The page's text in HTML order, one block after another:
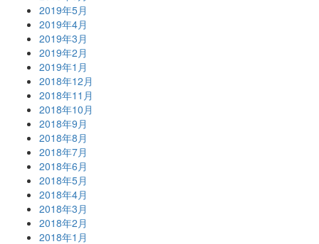
2019年5月
2019年4月
2019年3月
2019年2月
2019年1月
2018年12月
2018年11月
2018年10月
2018年9月
2018年8月
2018年7月
2018年6月
2018年5月
2018年4月
2018年3月
2018年2月
2018年1月